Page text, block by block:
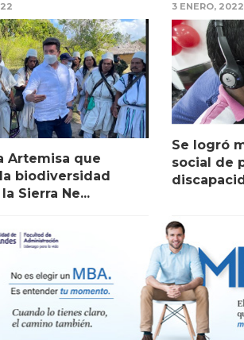
Artemisa que
biodiversidad
Sierra Ne...
3 ENERO, 2022
Se logró
social de